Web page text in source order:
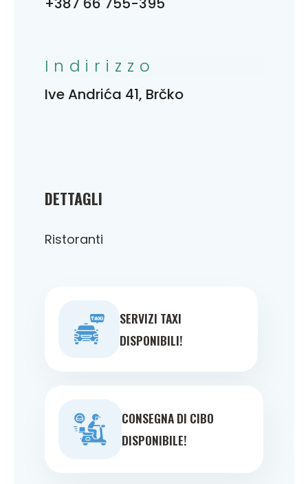
DETTAGLI
Ristoranti
SERVIZI TAXI
DISPONIBILI!
CONSEGNA DI CIBO
DISPONIBILE!
Indirizzo
Ive Andrića 41, Brčko